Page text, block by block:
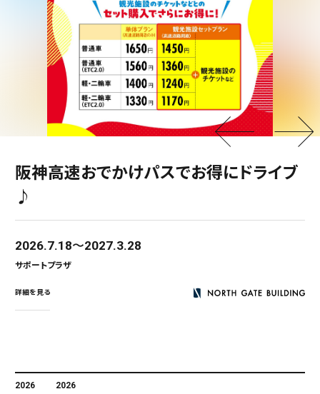
阪神高速おでかけパスでお得にドライブ
♪
2026.7.18 2027.3.28
サポートプラザ
詳細を見る
2026 2026